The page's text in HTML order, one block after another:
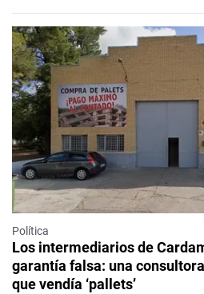
Política
Los intermediarios de
garantía falsa: una consultora
que vendía ‘pallets’